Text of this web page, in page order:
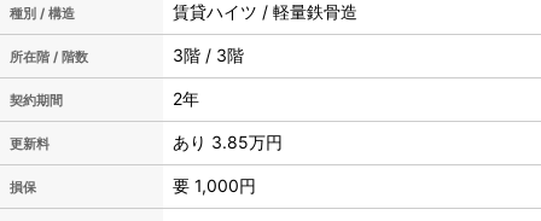
種別 / 構造 賃貸ハイツ / 軽量鉄骨造
所在階 / 階数 3階 / 3階
契約期間 2年
更新料 あり 3.85万円
損保 要 1,000円